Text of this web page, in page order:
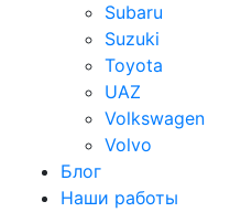
Subaru
Suzuki
Toyota
UAZ
Volkswagen
Volvo
Блог
Наши работы